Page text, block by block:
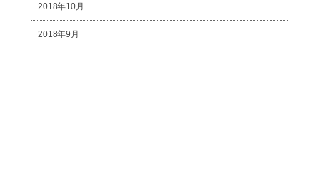
2018年10月
2018年9月